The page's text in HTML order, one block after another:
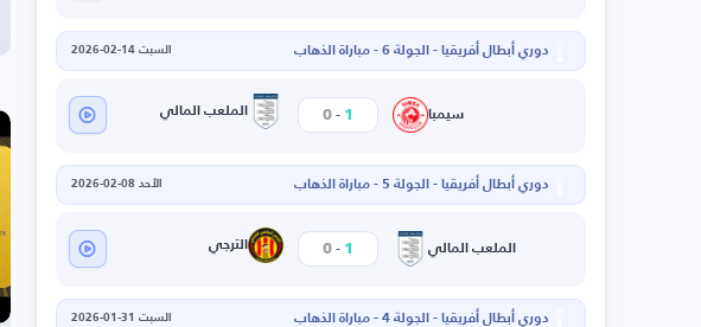
دوري أبطال أفريقيا - الجولة 6 - مباراة الذهاب السبت 14-02-2026
سيمبا 1
-
0 الملعب المالي
دوري أبطال أفريقيا - الجولة 5 - مباراة الذهاب الأحد 08-02-2026
الملعب المالي 1
-
0 الترجي
دوري أبطال أفريقيا - الجولة 4 - مباراة الذهاب السبت 31-01-2026